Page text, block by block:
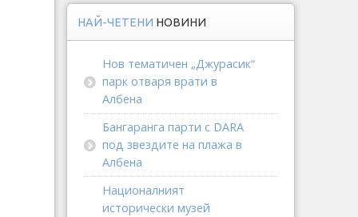
НАЙ-ЧЕТЕНИ НОВИНИ
Нов тематичен „Джурасик“
парк отваря врати в
Албена
Бангаранга парти с DARA
под звездите на плажа в
Албена
Националният
исторически музей